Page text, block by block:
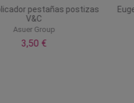
pestañas postizas
V&C
Asuer Group
3,50 €